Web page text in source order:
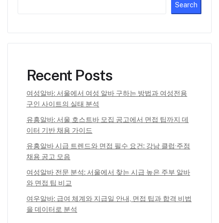
Search
Recent Posts
여성알바: 서울에서 여성 알바 구하는 방법과 여성전용
구인 사이트의 실태 분석
유흥알바: 서울 호스트바 모집 공고에서 면접 팁까지 데
이터 기반 채용 가이드
유흥알바 시급 트렌드와 면접 필수 요건: 강남 클럽·주점
채용 공고 모음
여성알바 전문 분석: 서울에서 찾는 시급 높은 주부 알바
와 면접 팁 비교
여우알바: 급여 체계와 지급일 안내, 면접 팁과 합격 비법
을 데이터로 분석